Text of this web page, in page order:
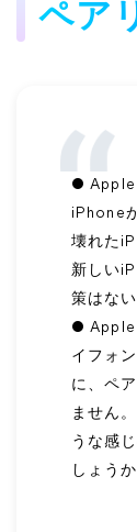
ペア
● Apple
iPhone
壊れた
新しい
策はな
● Apple
イフォ
に、ペ
ません
うな感
しょうか